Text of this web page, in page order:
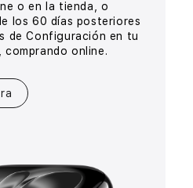
o en la tienda, o
los 60 días posteriores
de Configuración en tu
comprando online.